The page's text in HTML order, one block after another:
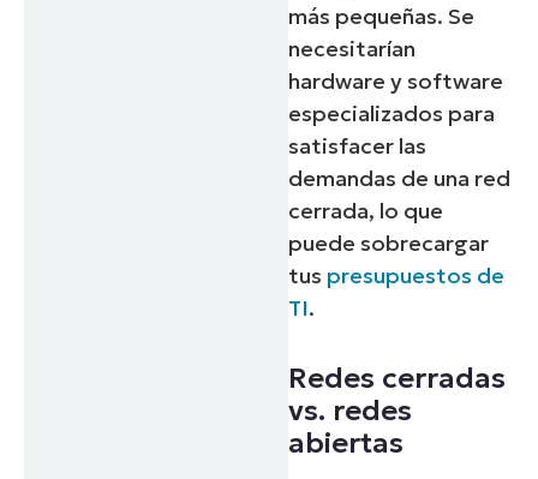
más pequeñas. Se
necesitarían
hardware y software
especializados para
satisfacer las
demandas de una red
cerrada, lo que
puede sobrecargar
tus presupuestos de
TI.
Redes cerradas
vs. redes
abiertas